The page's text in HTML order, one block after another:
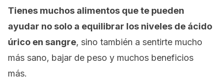
Tienes muchos alimentos que te pueden
ayudar no solo a equilibrar los niveles de ácido
úrico en sangre, sino también a sentirte mucho
más sano, bajar de peso y muchos beneficios
más.